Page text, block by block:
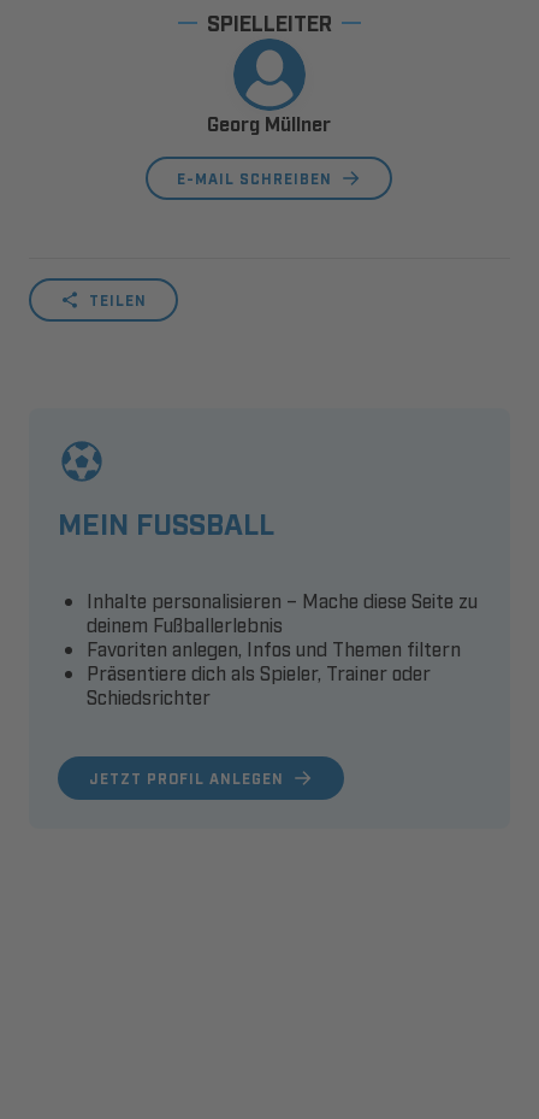
SPIELLEITER
Georg Müllner
E-MAIL SCHREIBEN
TEILEN
MEIN FUSSBALL
JETZT PROFIL ANLEGEN
Inhalte personalisieren – Mache diese Seite zu
deinem Fußballerlebnis
Favoriten anlegen, Infos und Themen filtern
Präsentiere dich als Spieler, Trainer oder
Schiedsrichter